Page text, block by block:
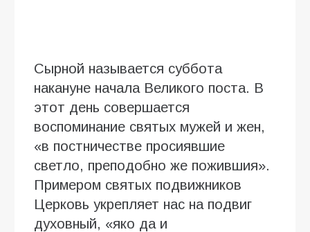
Сырной называется суббота
накануне начала Великого поста. В
этот день совершается
воспоминание святых мужей и жен,
«в постничестве просиявшие
светло, преподобно же пожившия».
Примером святых подвижников
Церковь укрепляет нас на подвиг
духовный, «яко да и